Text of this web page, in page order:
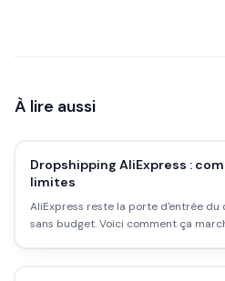
À lire aussi
Dropshipping AliExpress :
limites
AliExpress reste la porte d'entrée
sans budget. Voici comment ça